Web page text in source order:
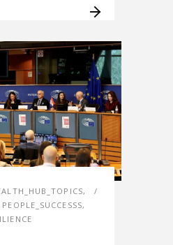
,
PEOPLE_SUCCESSS,